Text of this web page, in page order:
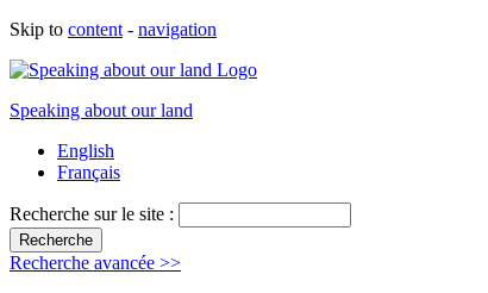
Skip to content - navigation
Speaking about our land
English
Français
Recherche sur le site :
Recherche avancée >>